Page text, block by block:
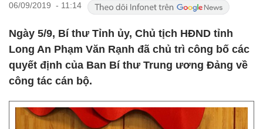
06/09/2019 - 11:14
Ngày 5/9, Bí thư Tỉnh ủy, Chủ tịch HĐND tỉnh
Long An Phạm Văn Rạnh đã chủ trì công bố các
quyết định của Ban Bí thư Trung ương Đảng về
công tác cán bộ.